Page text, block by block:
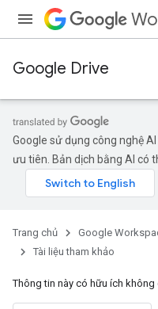
Google Drive
Google sử dụng công nghệ
ưu tiên. Bản dịch bằng AI có
Trang chủ Google
Tài liệu tham khảo
Thông tin này có hữu ích